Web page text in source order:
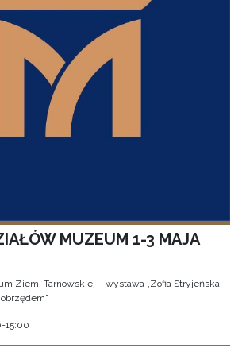
MUZEUM 1-3 MAJA
Ziemi Tarnowskiej – wystawa „Zofia Stryjeńska.
15:00